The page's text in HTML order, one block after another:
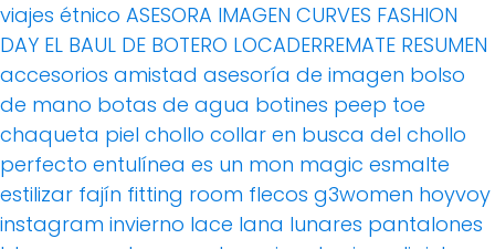
viajes étnico ASESORA IMAGEN CURVES FASHION
DAY EL BAUL DE BOTERO LOCADERREMATE RESUMEN
accesorios amistad asesoría de imagen bolso
de mano botas de agua botines peep toe
chaqueta piel chollo collar en busca del chollo
perfecto entulínea es un mon magic esmalte
estilizar fajín fitting room flecos g3women hoyvoy
instagram invierno lace lana lunares pantalones